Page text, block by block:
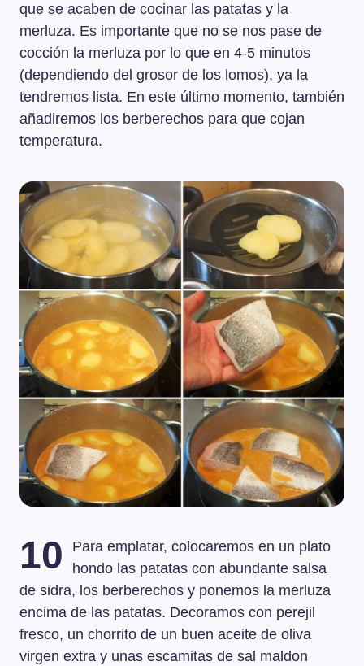
que se acaben de cocinar las patatas y la
merluza. Es importante que no se nos pase de
cocción la merluza por lo que en 4-5 minutos
(dependiendo del grosor de los lomos), ya la
tendremos lista. En este último momento, también
añadiremos los berberechos para que cojan
temperatura.
10
Para emplatar, colocaremos en un plato
hondo las patatas con abundante salsa
de sidra, los berberechos y ponemos la merluza
encima de las patatas. Decoramos con perejil
fresco, un chorrito de un buen aceite de oliva
virgen extra y unas escamitas de sal maldon